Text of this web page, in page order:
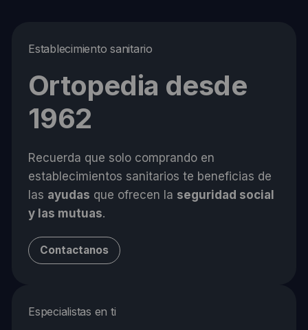
Establecimiento sanitario
Ortopedia desde
1962
Recuerda que solo comprando en
establecimientos sanitarios te beneficias de
las ayudas que ofrecen la seguridad social
y las mutuas.
Contactanos
Especialistas en ti